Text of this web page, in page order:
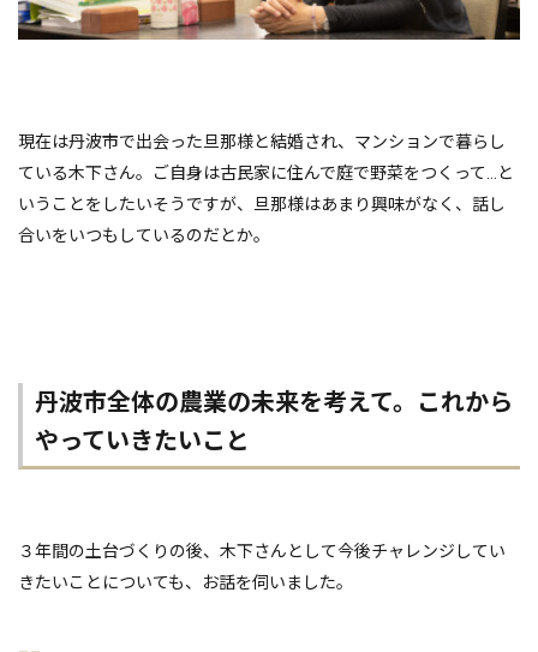
現在は丹波市で出会った旦那様と結婚され、マンションで暮らし
ている木下さん。ご自身は古民家に住んで庭で野菜をつくって…と
いうことをしたいそうですが、旦那様はあまり興味がなく、話し
合いをいつもしているのだとか。
丹波市全体の農業の未来を考えて。これから
やっていきたいこと
３年間の土台づくりの後、木下さんとして今後チャレンジしてい
きたいことについても、お話を伺いました。